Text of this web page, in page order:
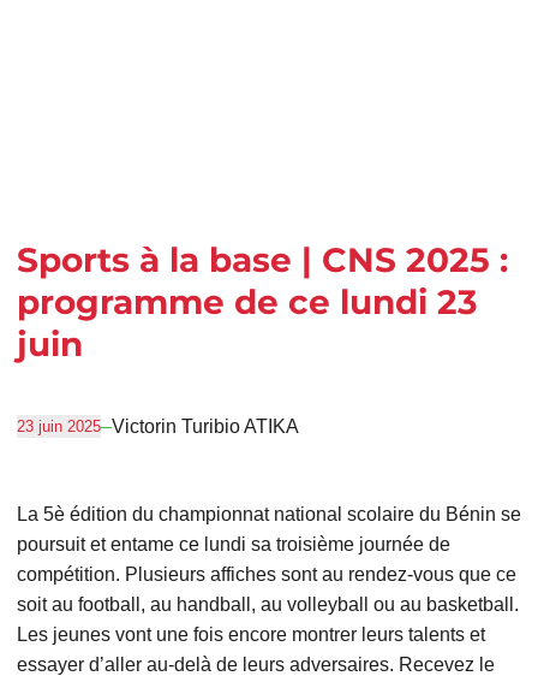
Sports à la base | CNS 2025 :
programme de ce lundi 23
juin
23 juin 2025–Victorin Turibio ATIKA
La 5è édition du championnat national scolaire du Bénin se
poursuit et entame ce lundi sa troisième journée de
compétition. Plusieurs affiches sont au rendez-vous que ce
soit au football, au handball, au volleyball ou au basketball.
Les jeunes vont une fois encore montrer leurs talents et
essayer d’aller au-delà de leurs adversaires. Recevez le